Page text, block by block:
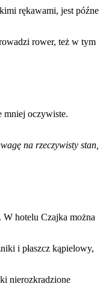
rękawami, jest późne
rower, też w tym
mniej oczywiste.
na rzeczywisty stan,
hotelu Czajka można
i płaszcz kąpielowy,